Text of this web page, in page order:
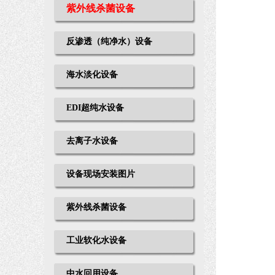
紫外线杀菌设备
反渗透（纯净水）设备
海水淡化设备
EDI超纯水设备
去离子水设备
设备现场安装图片
紫外线杀菌设备
工业软化水设备